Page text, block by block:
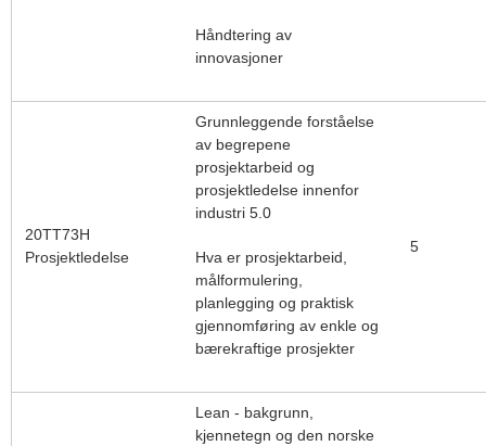
Håndtering av
innovasjoner
20TT73H
Prosjektledelse
Grunnleggende forståelse
av begrepene
prosjektarbeid og
prosjektledelse innenfor
industri 5.0
Hva er prosjektarbeid,
målformulering,
planlegging og praktisk
gjennomføring av enkle og
bærekraftige prosjekter
5
Lean - bakgrunn,
kjennetegn og den norske